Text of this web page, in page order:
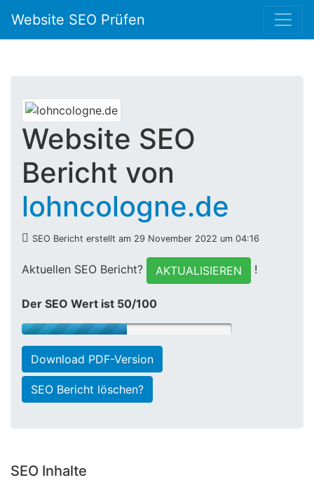
Website SEO Prüfen
Website SEO
Bericht von
lohncologne.de
SEO Bericht erstellt am 29 November 2022 um 04:16
Aktuellen SEO Bericht? AKTUALISIEREN !
Der SEO Wert ist 50/100
Download PDF-Version
SEO Bericht löschen?
SEO Inhalte